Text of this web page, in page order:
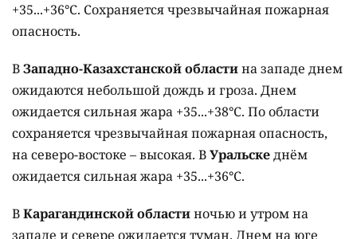
+35...+36°C. Сохраняется чрезвычайная пожарная
опасность.
ВЗападно-Казахстанской областина западе днем
ожидаются небольшой дождь и гроза. Днем
ожидается сильная жара +35...+38°C. По области
сохраняется чрезвычайная пожарная опасность,
на северо-востоке – высокая. ВУральскеднём
ожидается сильная жара +35...+36°C.
ВКарагандинской областиночью и утром на
западе и севере ожидается туман. Днем на юге